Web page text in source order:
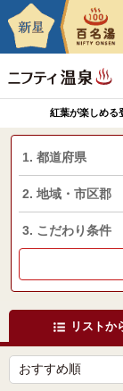
紅葉が楽しめる
1. 都道府県
2. 地域・市区郡
3. こだわり条件
リストか